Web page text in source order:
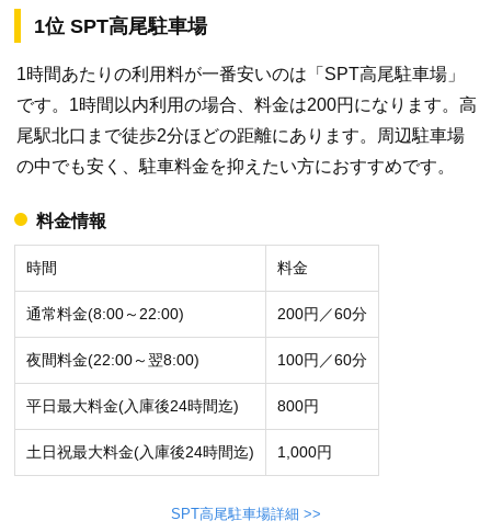
1位 SPT高尾駐車場
1時間あたりの利用料が一番安いのは「SPT高尾駐車場」
です。1時間以内利用の場合、料金は200円になります。高
尾駅北口まで徒歩2分ほどの距離にあります。周辺駐車場
の中でも安く、駐車料金を抑えたい方におすすめです。
料金情報
時間 料金
通常料金(8:00～22:00) 200円／60分
夜間料金(22:00～翌8:00) 100円／60分
平日最大料金(入庫後24時間迄) 800円
土日祝最大料金(入庫後24時間迄) 1,000円
SPT高尾駐車場詳細 >>